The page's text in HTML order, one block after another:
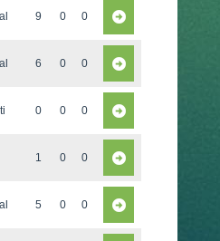
9 0 0
6 0 0
0 0 0
1 0 0
5 0 0